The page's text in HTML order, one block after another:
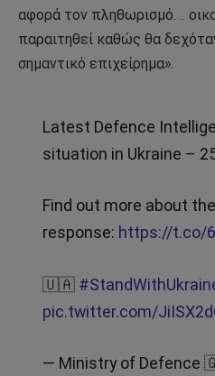
αφορά τον πληθωρισμό. ..
παραιτηθεί καθώς θα
σημαντικό επιχείρημα».
Latest Defence
situation in Ukraine –
Find out more about
response: https://t.co/
🇺🇦
pic.twitter.com/
— Ministry of Defence